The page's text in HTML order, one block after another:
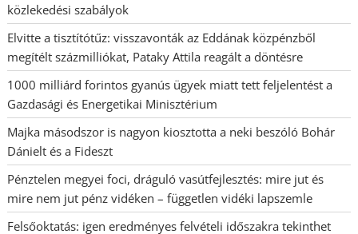
közlekedési szabályok
Elvitte a tisztítótűz: visszavonták az Eddának közpénzből
megítélt százmilliókat, Pataky Attila reagált a döntésre
1000 milliárd forintos gyanús ügyek miatt tett feljelentést a
Gazdasági és Energetikai Minisztérium
Majka másodszor is nagyon kiosztotta a neki beszóló Bohár
Dánielt és a Fideszt
Pénztelen megyei foci, dráguló vasútfejlesztés: mire jut és
mire nem jut pénz vidéken – független vidéki lapszemle
Felsőoktatás: igen eredményes felvételi időszakra tekinthet